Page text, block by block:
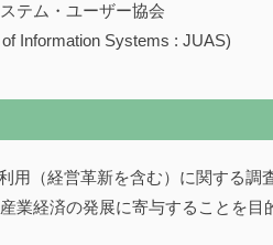
テム・ユーザー協会
Information Systems : JUAS)
用（経営革新を含む）に関する
業経済の発展に寄与することを目